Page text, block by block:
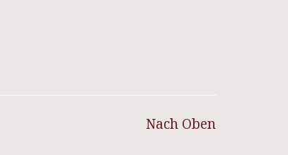
Nach Oben